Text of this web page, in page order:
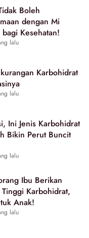
Boleh
dengan Mi
Kesehatan!
lalu
Karbohidrat
lalu
Ini Jenis Karbohidrat
Bikin Perut Buncit
lalu
Ibu Berikan
Karbohidrat,
Anak!
lalu